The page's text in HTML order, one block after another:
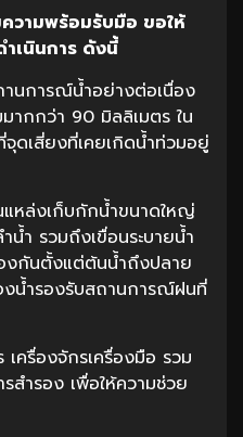
ความพร้อมรับมือ ขอให้
เนินการ ดังนี้
นการณ์น้ำอย่างต่อเนื่อง
ากกว่า 90 มิลลิเมตร ใน
ดเสี่ยงที่เคยเกิดน้ำท่วมอยู่
แหล่งเก็บกักน้ำขนาดใหญ่
น้ำ รวมถึงเขื่อนระบายน้ำ
งกันตั้งแต่ต้นน้ำถึงปลาย
งน้ำรองรับสถานการณ์ฝนที่
ครื่องจักรเครื่องมือ รวม
สำรอง เพื่อให้ความช่วย